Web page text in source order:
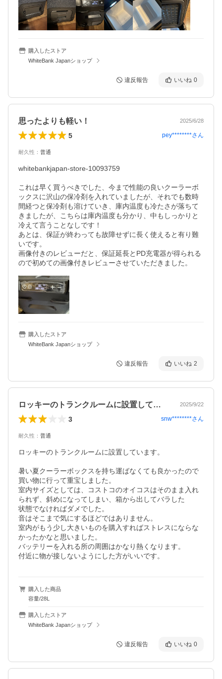
購入したストア
WhiteBank Japanショップ
違反報告 いいね 0
思ったよりも軽い！ 2025/6/28
5 pey********さん
耐久性 ： 普通
whitebankjapan-store-10093759
これは早く買うべきでした、今まで性能の良いクーラーボ
ックスに沢山の保冷剤を入れていましたが、それでも数時
間経つと保冷剤も溶けていき、庫内温度も冷たさが落ちて
きましたが、こちらは庫内温度も分かり、中もしっかりと
冷えて言うことなしです！
あとは、保証が終わっても故障せずに長く使えると有り難
いです。
画像付きのレビューだと、保証延長とPD充電器が得られる
ので初めての画像付きレビューさせていただきました。
購入したストア
WhiteBank Japanショップ
違反報告 いいね 2
ロッキーのトランクルームに設置していま… 2025/9/22
3 snw********さん
耐久性 ： 普通
ロッキーのトランクルームに設置しています。
暑い夏クーラーボックスを持ち運ばなくても良かったので
買い物に行って重宝しました。
室内サイズとしては、コストコのオイコスはそのまま入れ
られず、斜めになってしまい、箱から出してバラした
状態でなければダメでした。
音はそこまで気にするほどではありません。
室内がもう少し大きいものを購入すればストレスにならな
かったかなと思いました。
バッテリーを入れる所の周囲はかなり熱くなります。
付近に物が接しないようにした方がいいです。
購入した商品
容量/28L
購入したストア
WhiteBank Japanショップ
違反報告 いいね 0